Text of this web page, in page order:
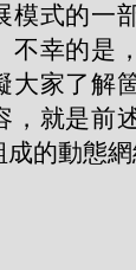
模式的一
不幸的是
大家了解
，就是前
的動態網